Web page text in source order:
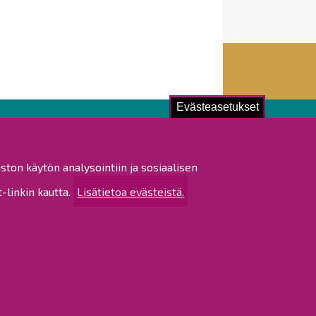
Evästeasetukset
käytön analysointiin ja sosiaalisen
linkin kautta.
Lisätietoa evästeistä.
ja pöytäkirjat